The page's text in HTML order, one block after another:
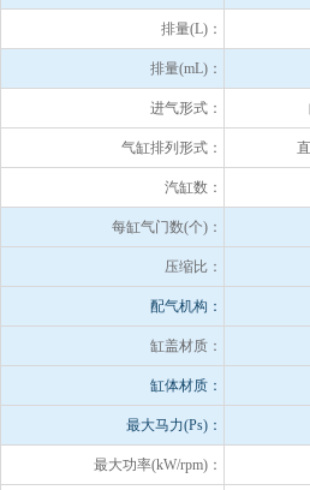
排量(L)：
排量(mL)：
进气形式：
气缸排列形式：
汽缸数：
每缸气门数(个)：
压缩比：
配气机构：
缸盖材质：
缸体材质：
最大马力(Ps)：
最大功率(kW/rpm)：